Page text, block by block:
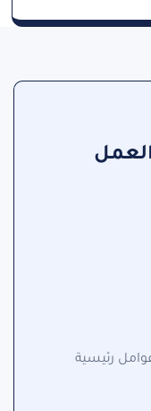
مستوى المشاركة عبر 8 عوامل رئيسية